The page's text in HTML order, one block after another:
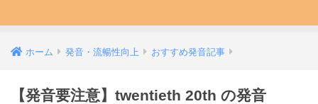
ホーム 発音・流暢性向上 おすすめ発音記事
【発音要注意】twentieth 20th の発音